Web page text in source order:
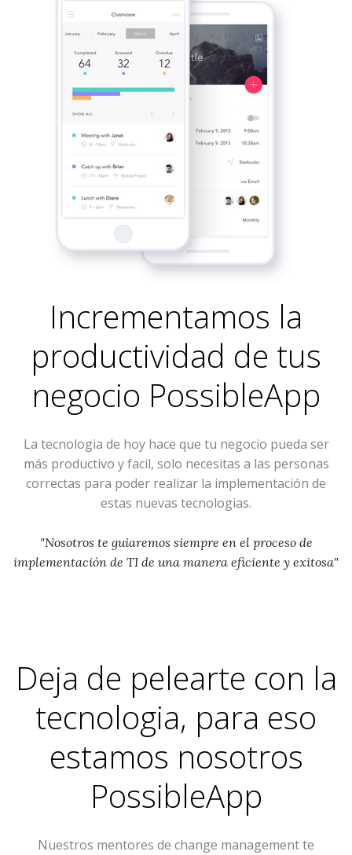
Incrementamos la
productividad de tus
negocio PossibleApp
La tecnologia de hoy hace que tu negocio pueda ser
más productivo y facil, solo necesitas a las personas
correctas para poder realizar la implementación de
estas nuevas tecnologias.
"Nosotros te guiaremos siempre en el proceso de
implementación de TI de una manera eficiente y exitosa"
Deja de pelearte con la
tecnologia, para eso
estamos nosotros
PossibleApp
Nuestros mentores de change management te